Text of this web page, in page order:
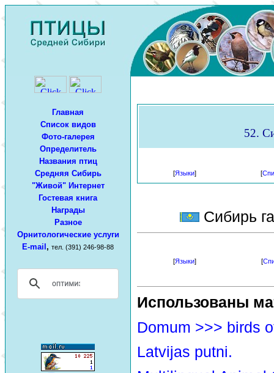
Главная
Список видов
Фото-галерея
Определитель
Названия птиц
Средняя Сибирь
"Живой" Интернет
Гостевая книга
Награды
Разное
Орнитологические услуги
E-mail , тел. (391) 246-98-88
52.
[Языки] [
Сибирь
[Языки] [
Использованы
Domum >>> birds
Latvijas putni.